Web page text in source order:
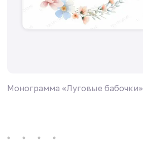
Монограмма «Луговые бабочки»